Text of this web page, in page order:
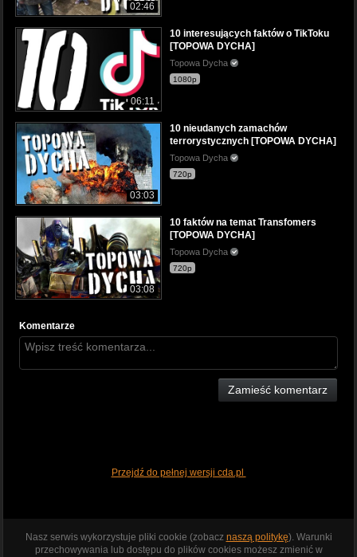
02:46
06:11
10 interesujących faktów o TikToku
[TOPOWA DYCHA]
Topowa Dycha
1080p
03:03
10 nieudanych zamachów
terrorystycznych [TOPOWA DYCHA]
Topowa Dycha
720p
03:08
10 faktów na temat Transfomers
[TOPOWA DYCHA]
Topowa Dycha
720p
Komentarze
Zamieść komentarz
Przejdź do pełnej wersji cda.pl
Nasz serwis wykorzystuje pliki cookie (zobacz naszą politykę). Warunki
przechowywania lub dostępu do plików cookies możesz zmienić w